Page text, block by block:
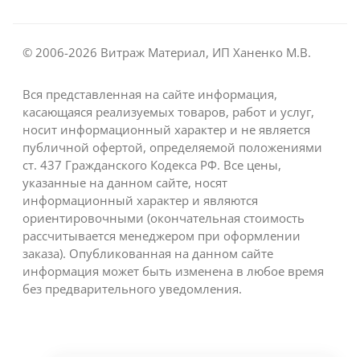
© 2006-2026 Витраж Материал, ИП Ханенко М.В.
Вся представленная на сайте информация,
касающаяся реализуемых товаров, работ и услуг,
носит информационный характер и не является
публичной офертой, определяемой положениями
ст. 437 Гражданского Кодекса РФ. Все цены,
указанные на данном сайте, носят
информационный характер и являются
ориентировочными (окончательная стоимость
рассчитывается менеджером при оформлении
заказа). Опубликованная на данном сайте
информация может быть изменена в любое время
без предварительного уведомления.